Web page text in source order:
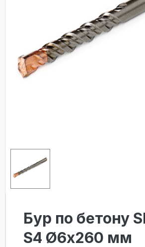
Бур по бетону
S4 Ø6x260 мм